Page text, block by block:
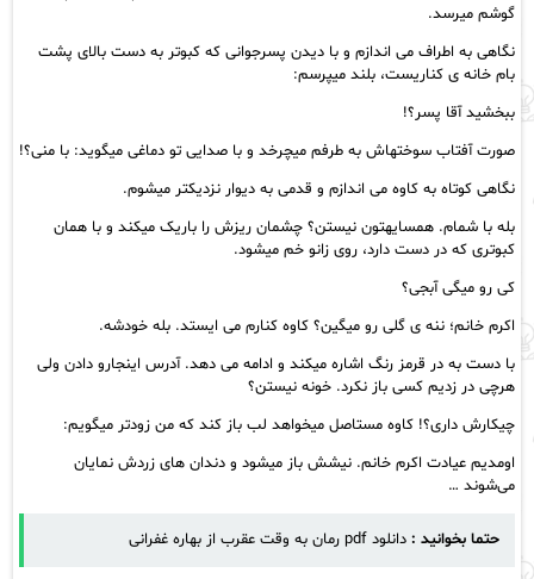
گوشم میرسد.
نگاهی به اطراف می اندازم و با دیدن پسرجوانی که کبوتر به دست بالای پشت
بام خانه ی کناریست، بلند میپرسم:
ببخشید آقا پسر؟!
صورت آفتاب سوختهاش به طرفم میچرخد و با صدایی تو دماغی میگوید: با منی؟!
نگاهی کوتاه به کاوه می اندازم و قدمی به دیوار نزدیکتر میشوم.
بله با شمام. همسایهتون نیستن؟ چشمان ریزش را باریک میکند و با همان
کبوتری که در دست دارد، روی زانو خم میشود.
کی رو میگی آبجی؟
اکرم خانم؛ ننه ی گلی رو میگین؟ کاوه کنارم می ایستد. بله خودشه.
با دست به در قرمز رنگ اشاره میکند و ادامه می دهد. آدرس اینجارو دادن ولی
هرچی در زدیم کسی باز نکرد. خونه نیستن؟
چیکارش داری؟! کاوه مستاصل میخواهد لب باز کند که من زودتر میگویم:
اومدیم عیادت اکرم خانم. نیشش باز میشود و دندان های زردش نمایان
می‌شوند …
حتما بخوانید : دانلود pdf رمان به وقت عقرب از بهاره غفرانی